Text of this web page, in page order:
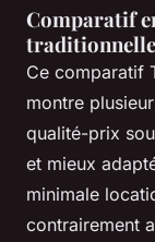
Comparatif
Ce comparatif
montre
qualité-prix
et mieux
minimale
contrairement